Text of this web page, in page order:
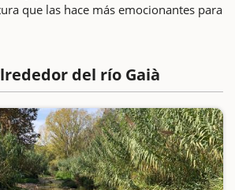
que las hace más emocionantes para
del río Gaià